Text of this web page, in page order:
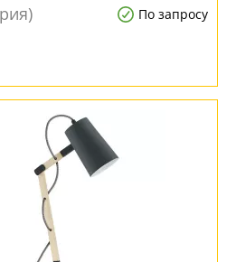
По запросу